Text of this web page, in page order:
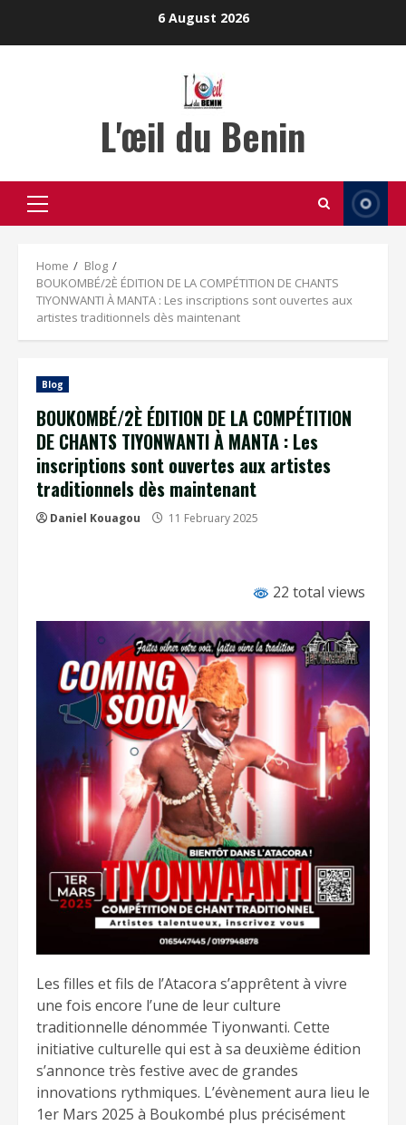
6 August 2026
L'œil du Benin
Primary
Menu
Home
Blog
BOUKOMBÉ/2È ÉDITION DE LA COMPÉTITION DE CHANTS
TIYONWANTI À MANTA : Les inscriptions sont ouvertes aux
artistes traditionnels dès maintenant
Blog
BOUKOMBÉ/2È ÉDITION DE LA COMPÉTITION
DE CHANTS TIYONWANTI À MANTA : Les
inscriptions sont ouvertes aux artistes
traditionnels dès maintenant
Daniel Kouagou 11 February 2025
22 total views
Les filles et fils de l’Atacora s’apprêtent à vivre
une fois encore l’une de leur culture
traditionnelle dénommée Tiyonwanti. Cette
initiative culturelle qui est à sa deuxième édition
s’annonce très festive avec de grandes
innovations rythmiques. L’évènement aura lieu le
1er Mars 2025 à Boukombé plus précisément